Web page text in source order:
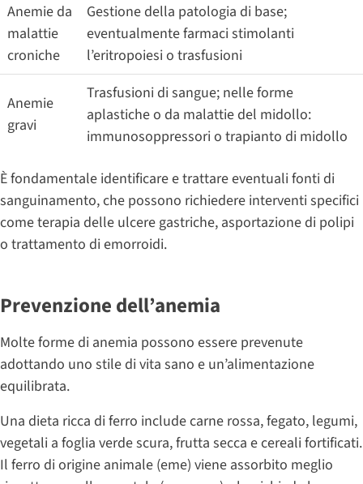
Anemie da
malattie
croniche
Gestione della patologia di base;
eventualmente farmaci stimolanti
l’eritropoiesi o trasfusioni
Anemie
gravi
Trasfusioni di sangue; nelle forme
aplastiche o da malattie del midollo:
immunosoppressori o trapianto di midollo
È fondamentale identificare e trattare eventuali fonti di
sanguinamento, che possono richiedere interventi specifici
come terapia delle ulcere gastriche, asportazione di polipi
o trattamento di emorroidi.
Prevenzione dell’anemia
Molte forme di anemia possono essere prevenute
adottando uno stile di vita sano e un’alimentazione
equilibrata.
Una dieta ricca di ferro include carne rossa, fegato, legumi,
vegetali a foglia verde scura, frutta secca e cereali fortificati.
Il ferro di origine animale (eme) viene assorbito meglio